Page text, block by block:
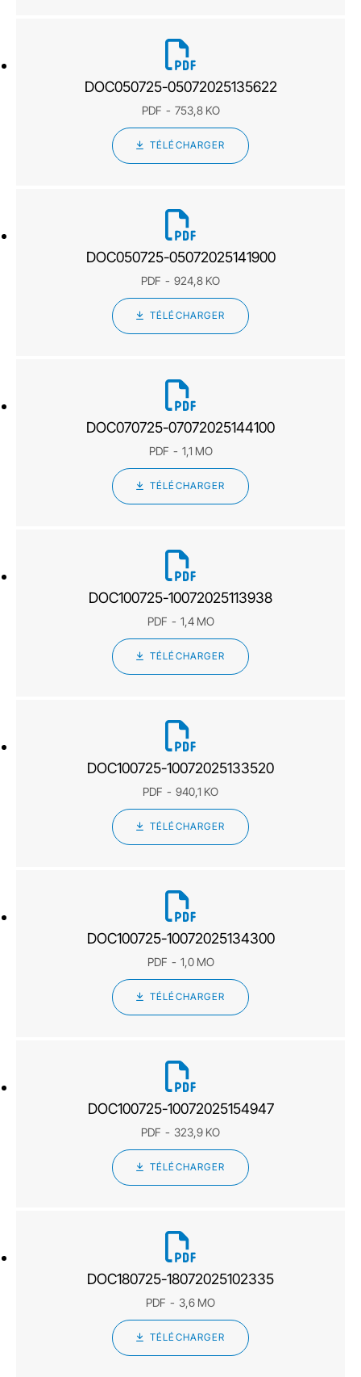
DOC050725-05072025135622
PDF 753,8 KO
TÉLÉCHARGER
DOC050725-05072025141900
PDF 924,8 KO
TÉLÉCHARGER
DOC070725-07072025144100
PDF 1,1 MO
TÉLÉCHARGER
DOC100725-10072025113938
PDF 1,4 MO
TÉLÉCHARGER
DOC100725-10072025133520
PDF 940,1 KO
TÉLÉCHARGER
DOC100725-10072025134300
PDF 1,0 MO
TÉLÉCHARGER
DOC100725-10072025154947
PDF 323,9 KO
TÉLÉCHARGER
DOC180725-18072025102335
PDF 3,6 MO
TÉLÉCHARGER